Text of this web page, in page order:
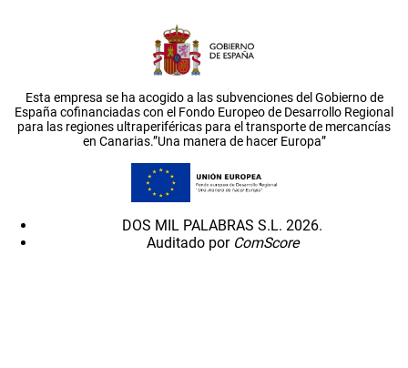
Esta empresa se ha acogido a las subvenciones del Gobierno de
España cofinanciadas con el Fondo Europeo de Desarrollo Regional
para las regiones ultraperiféricas para el transporte de mercancías
en Canarias.”Una manera de hacer Europa”
DOS MIL PALABRAS S.L. 2026.
Auditado por ComScore